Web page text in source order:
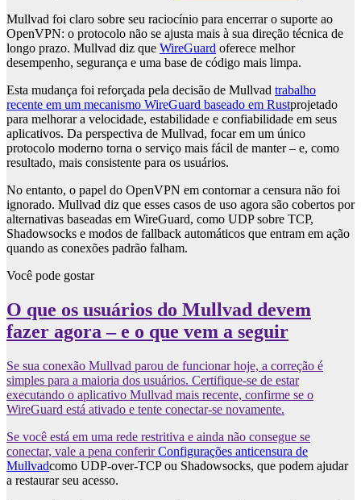
Mullvad foi claro sobre seu raciocínio para encerrar o suporte ao
OpenVPN: o protocolo não se ajusta mais à sua direção técnica de
longo prazo. Mullvad diz que WireGuard oferece melhor
desempenho, segurança e uma base de código mais limpa.
Esta mudança foi reforçada pela decisão de Mullvad trabalho
recente em um mecanismo WireGuard baseado em Rustprojetado
para melhorar a velocidade, estabilidade e confiabilidade em seus
aplicativos. Da perspectiva de Mullvad, focar em um único
protocolo moderno torna o serviço mais fácil de manter – e, como
resultado, mais consistente para os usuários.
No entanto, o papel do OpenVPN em contornar a censura não foi
ignorado. Mullvad diz que esses casos de uso agora são cobertos por
alternativas baseadas em WireGuard, como UDP sobre TCP,
Shadowsocks e modos de fallback automáticos que entram em ação
quando as conexões padrão falham.
Você pode gostar
O que os usuários do Mullvad devem
fazer agora – e o que vem a seguir
Se sua conexão Mullvad parou de funcionar hoje, a correção é
simples para a maioria dos usuários. Certifique-se de estar
executando o aplicativo Mullvad mais recente, confirme se o
WireGuard está ativado e tente conectar-se novamente.
Se você está em uma rede restritiva e ainda não consegue se
conectar, vale a pena conferirConfigurações anticensura de
Mullvadcomo UDP-over-TCP ou Shadowsocks, que podem ajudar
a restaurar seu acesso.